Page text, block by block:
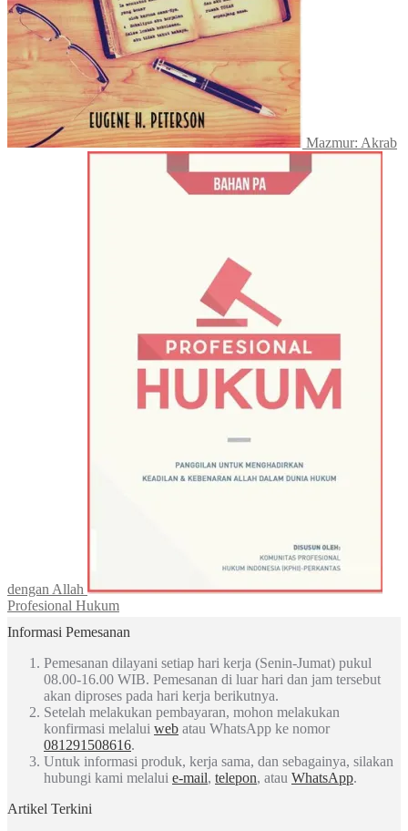
Mazmur: Akrab
dengan Allah
Profesional Hukum
Informasi Pemesanan
Pemesanan dilayani setiap hari kerja (Senin-Jumat) pukul
08.00-16.00 WIB. Pemesanan di luar hari dan jam tersebut
akan diproses pada hari kerja berikutnya.
Setelah melakukan pembayaran, mohon melakukan
konfirmasi melalui web atau WhatsApp ke nomor
081291508616.
Untuk informasi produk, kerja sama, dan sebagainya, silakan
hubungi kami melalui e-mail, telepon, atau WhatsApp.
Artikel Terkini